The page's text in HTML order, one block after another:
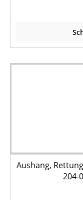
Aushang,
204-